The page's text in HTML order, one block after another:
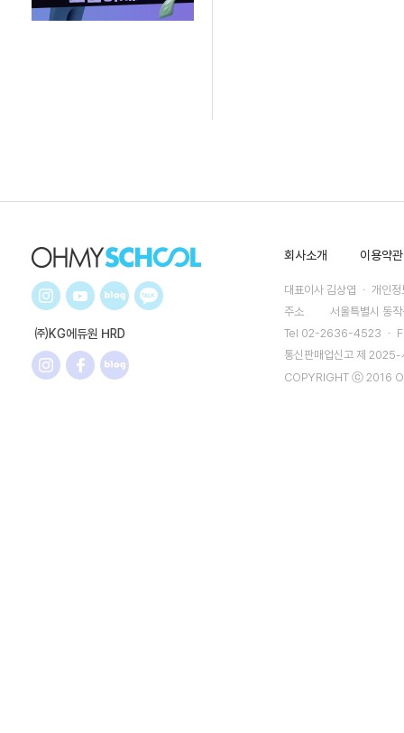
㈜KG에듀원 HRD
회사소개 이용약관
대표이사 김상엽 ㆍ 개인
주소
서울특별시 동
Tel 02-2636-4523 ㆍ
통신판매업신고 제
COPYRIGHT ⓒ 2016